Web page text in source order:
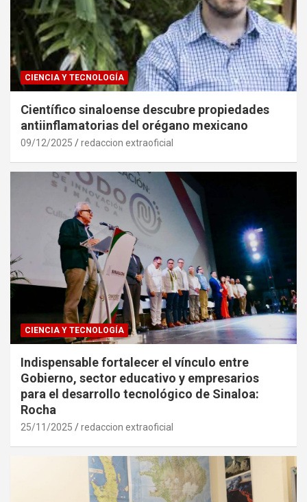
CIENCIA Y TECNOLOGÍA
Científico sinaloense descubre propiedades
antiinflamatorias del orégano mexicano
09/12/2025 redaccion extraoficial
CIENCIA Y TECNOLOGÍA
Indispensable fortalecer el vínculo entre
Gobierno, sector educativo y empresarios
para el desarrollo tecnológico de Sinaloa:
Rocha
25/11/2025 redaccion extraoficial